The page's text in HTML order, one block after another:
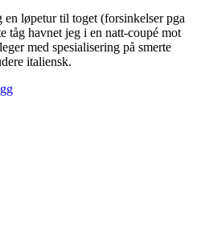
løpetur til toget (forsinkelser pga
tåg havnet jeg i en natt-coupé mot
med spesialisering på smerte
italiensk.